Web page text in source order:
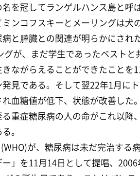
を冠してランゲルハンス島と呼
ンコフスキーとメーリングは犬
と膵臓との関連が明らかにされた
が、まだ学生であったベストと
ながらえることができたことを
見である。そして翌22年1月に
血糖値が低下、状態が改善した
重症糖尿病の人の命がこれ以降
。
が、糖尿病は未だ完治する
」を11月14日として提唱、